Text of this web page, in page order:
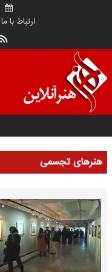
ارتباط با ما
هنرهای تجسمی